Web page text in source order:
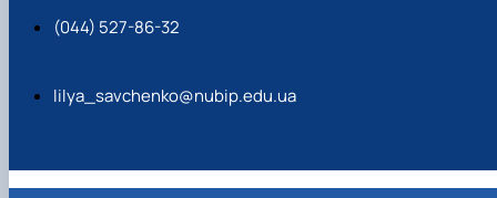
(044) 527-86-32
lilya_savchenko@nubip.edu.ua